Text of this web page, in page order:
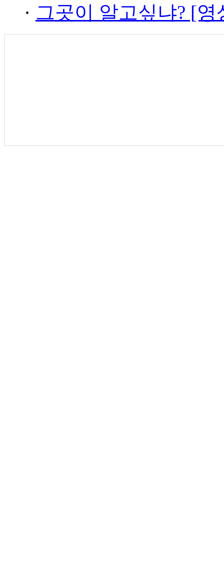
· 그곳이 알고싶냐? [